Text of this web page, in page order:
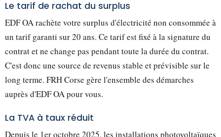
Le tarif de rachat du surplus
EDF OA rachète votre surplus d'électricité non consommée à
un tarif garanti sur 20 ans. Ce tarif est fixé à la signature du
contrat et ne change pas pendant toute la durée du contrat.
C'est donc une source de revenus stable et prévisible sur le
long terme. FRH Corse gère l'ensemble des démarches
auprès d'EDF OA pour vous.
La TVA à taux réduit
Depuis le 1er octobre 2025, les installations photovoltaïques